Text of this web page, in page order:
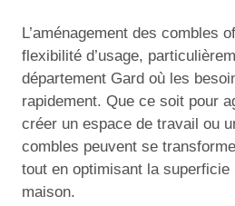
L’aménagement des combles
flexibilité d’usage,
département Gard où les
rapidement. Que ce soit pour
créer un espace de travail ou
combles peuvent se
tout en optimisant la superficie
maison.